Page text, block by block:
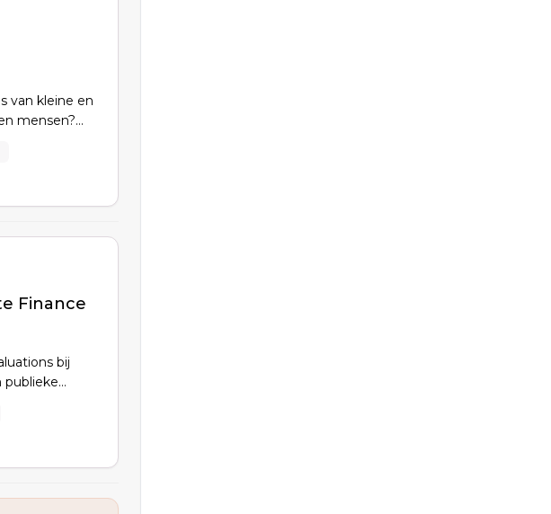
van kleine en
mensen?
Finance
bij
publieke
Je leidt